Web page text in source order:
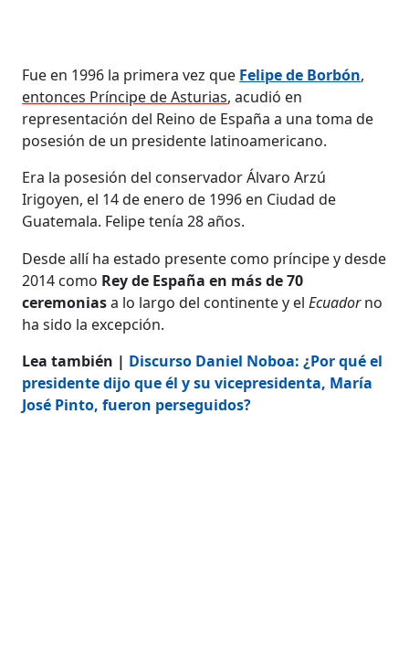
Fue en 1996 la primera vez que Felipe de Borbón,
entonces Príncipe de Asturias, acudió en
representación del Reino de España a una toma de
posesión de un presidente latinoamericano.
Era la posesión del conservador Álvaro Arzú
Irigoyen, el 14 de enero de 1996 en Ciudad de
Guatemala. Felipe tenía 28 años.
Desde allí ha estado presente como príncipe y desde
2014 como Rey de España en más de 70
ceremoniasa lo largo del continente y elEcuadorno
ha sido la excepción.
Lea también | Discurso Daniel Noboa: ¿Por qué el
presidente dijo que él y su vicepresidenta, María
José Pinto, fueron perseguidos?